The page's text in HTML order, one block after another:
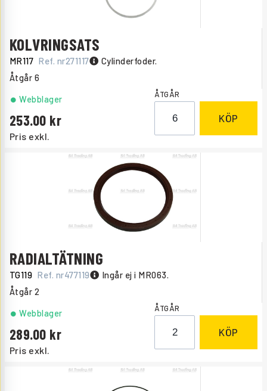
KOLVRINGSATS
MR117 Ref. nr271117 Cylinderfoder.
Åtgår 6
Pris exkl.
253.00
Webblager ÅTGÅR
KÖP
RADIALTÄTNING
TG119 Ref. nr477119 Ingår ej i MR063.
Åtgår 2
Pris exkl.
289.00
Webblager ÅTGÅR
KÖP